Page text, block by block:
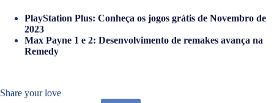
PlayStation Plus: Conheça os jogos grátis de Novembro de
2023
Max Payne 1 e 2: Desenvolvimento de remakes avança na
Remedy
Share your love